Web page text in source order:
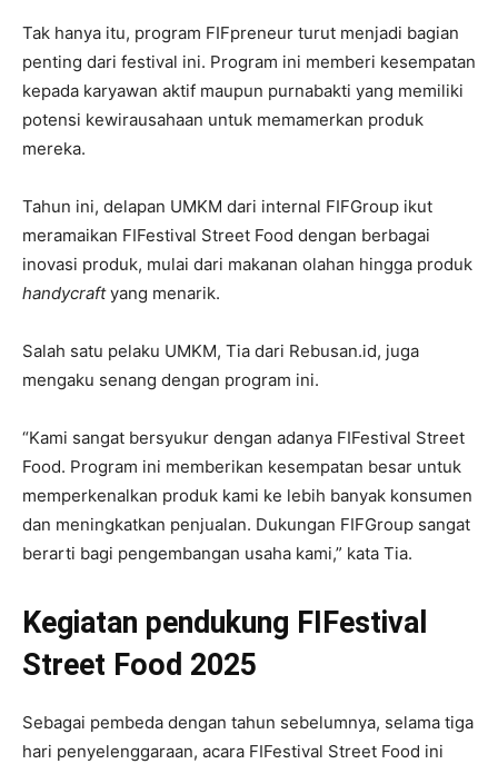
Tak hanya itu, program FIFpreneur turut menjadi bagian
penting dari festival ini. Program ini memberi kesempatan
kepada karyawan aktif maupun purnabakti yang memiliki
potensi kewirausahaan untuk memamerkan produk
mereka.
Tahun ini, delapan UMKM dari internal FIFGroup ikut
meramaikan FIFestival Street Food dengan berbagai
inovasi produk, mulai dari makanan olahan hingga produk
handycraftyang menarik.
Salah satu pelaku UMKM, Tia dari Rebusan.id, juga
mengaku senang dengan program ini.
“Kami sangat bersyukur dengan adanya FIFestival Street
Food. Program ini memberikan kesempatan besar untuk
memperkenalkan produk kami ke lebih banyak konsumen
dan meningkatkan penjualan. Dukungan FIFGroup sangat
berarti bagi pengembangan usaha kami,” kata Tia.
Kegiatan pendukung FIFestival
Street Food 2025
Sebagai pembeda dengan tahun sebelumnya, selama tiga
hari penyelenggaraan, acara FIFestival Street Food ini